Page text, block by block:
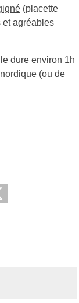
(placette
et agréables
dure environ 1h
(ou de